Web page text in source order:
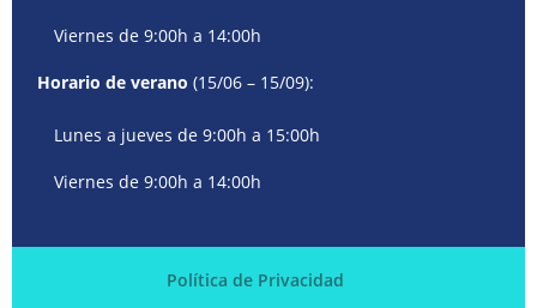
Viernes de 9:00h a 14:00h
Horario de verano (15/06 – 15/09):
Lunes a jueves de 9:00h a 15:00h
Viernes de 9:00h a 14:00h
Política de Privacidad